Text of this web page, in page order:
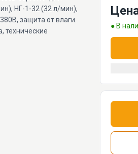
НГ-1-32 (32 л/мин),
защита от влаги.
технические
● В